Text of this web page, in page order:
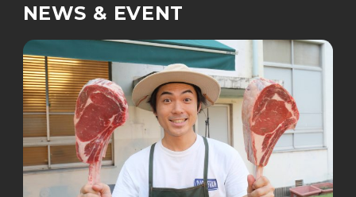
NEWS & EVENT